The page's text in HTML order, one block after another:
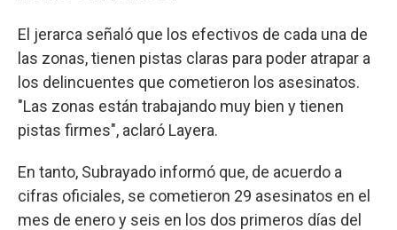
El jerarca señaló que los efectivos de cada una de
las zonas, tienen pistas claras para poder atrapar a
los delincuentes que cometieron los asesinatos.
"Las zonas están trabajando muy bien y tienen
pistas firmes", aclaró Layera.
En tanto, Subrayado informó que, de acuerdo a
cifras oficiales, se cometieron 29 asesinatos en el
mes de enero y seis en los dos primeros días del